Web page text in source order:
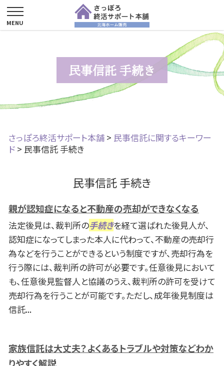
民事信託 手続き
さっぽろ終活サポート本舗 > 民事信託に関するキーワー
ド > 民事信託 手続き
民事信託 手続き
親が認知症になると不動産の売却ができなくなる
法定後見は、裁判所の手続きを経て選ばれた後見人が、
認知症になってしまった本人に代わって、不動産の売却行
為などを行うことができるという制度ですが、売却行為を
行う際には、裁判所の許可が必要です。任意後見において
も、任意後見監督人と協議のうえ、裁判所の許可を受けて
売却行為を行うことが可能です。ただし、成年後見制度は
信託...
家族信託は大丈夫？よくあるトラブルや対策などわか
りやすく解説